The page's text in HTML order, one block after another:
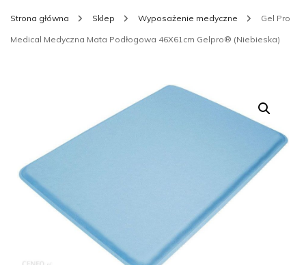
Strona główna Sklep Wyposażenie medyczne Gel Pro
Medical Medyczna Mata Podłogowa 46X61cm Gelpro® (Niebieska)